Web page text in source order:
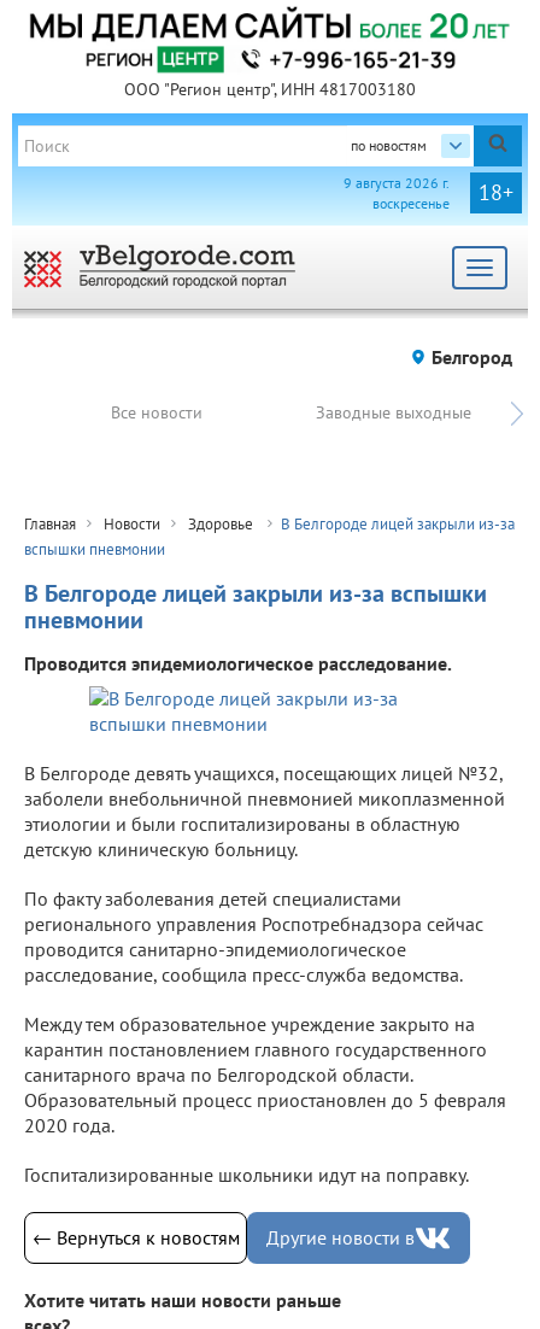
ООО "Регион центр", ИНН 4817003180
по новостям
18+
9 августа 2026 г.
воскресенье
Toggle
Белгород
Все новости Заводные выходные
Главная Новости Здоровье
В Белгороде лицей закрыли из-за
вспышки пневмонии
В Белгороде лицей закрыли из-за вспышки
пневмонии
Проводится эпидемиологическое расследование.
В Белгороде девять учащихся, посещающих лицей №32,
заболели внебольничной пневмонией микоплазменной
этиологии и были госпитализированы в областную
детскую клиническую больницу.
По факту заболевания детей специалистами
регионального управления Роспотребнадзора сейчас
проводится санитарно-эпидемиологическое
расследование, сообщила пресс-служба ведомства.
Между тем образовательное учреждение закрыто на
карантин постановлением главного государственного
санитарного врача по Белгородской области.
Образовательный процесс приостановлен до 5 февраля
2020 года.
Госпитализированные школьники идут на поправку.
← Вернуться к новостям Другие новости в
Хотите читать наши новости раньше